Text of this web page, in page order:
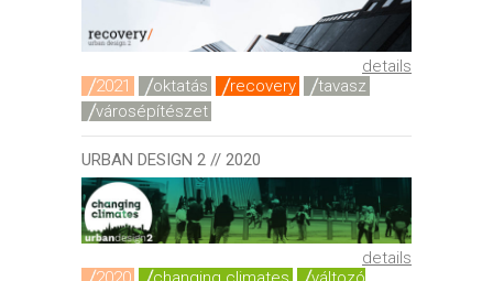
details
2021
oktatás recovery
tavasz
városépítészet
URBAN DESIGN 2 // 2020
details